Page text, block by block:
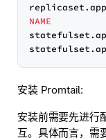
NAME
安装 Promtail:
安装前需要先进行
互。具体而言，需